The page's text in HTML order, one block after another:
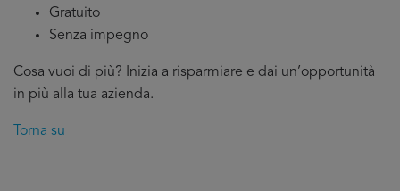
Gratuito
Senza impegno
Cosa vuoi di più? Inizia a risparmiare e dai un’opportunità
in più alla tua azienda.
Torna su